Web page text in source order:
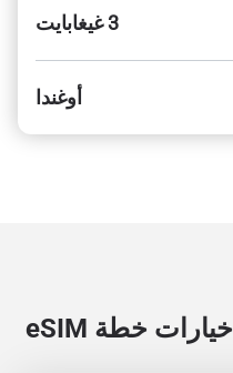
3 غيغابايت
أوغندا
خيارات خطة eSIM